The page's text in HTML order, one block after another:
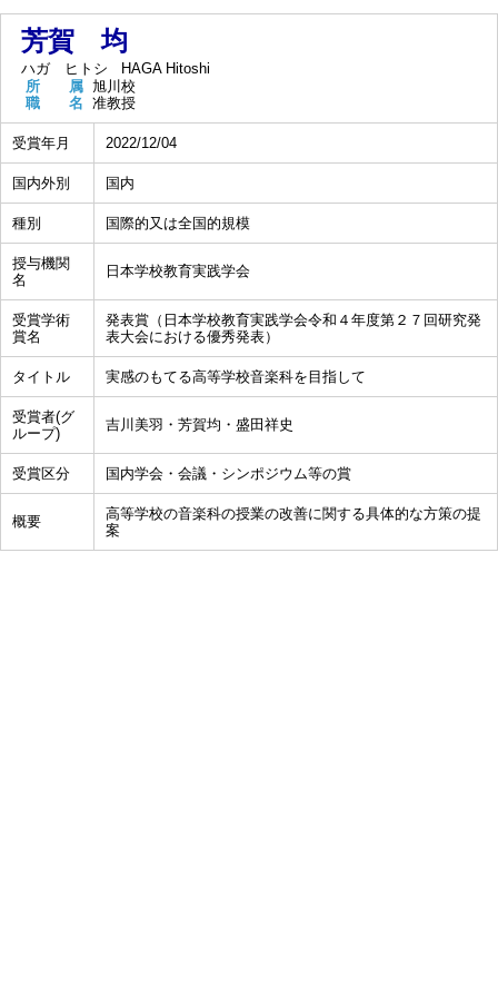
芳賀 均
ハガ ヒトシ
HAGA Hitoshi
所 属 旭川校
職 名 准教授
受賞年月 2022/12/04
国内外別 国内
種別 国際的又は全国的規模
授与機関
名
日本学校教育実践学会
受賞学術
賞名
発表賞（日本学校教育実践学会令和４年度第２７回研究発
表大会における優秀発表）
タイトル 実感のもてる高等学校音楽科を目指して
受賞者(グ
ループ)
吉川美羽・芳賀均・盛田祥史
受賞区分 国内学会・会議・シンポジウム等の賞
概要
高等学校の音楽科の授業の改善に関する具体的な方策の提
案